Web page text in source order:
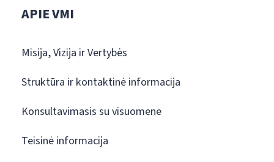
APIE VMI
Misija, Vizija ir Vertybės
Struktūra ir kontaktinė informacija
Konsultavimasis su visuomene
Teisinė informacija